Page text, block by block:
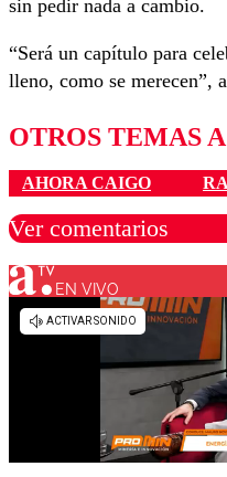
sin pedir nada a cambio.
“Será un capítulo para
lleno, como se merecen”,
OTROS TEMAS
AHORA CAIGO
Ver comentarios
Los comentarios son
EN VIVO